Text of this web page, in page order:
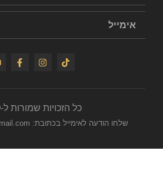
כל הזכויות שמורות ל-HTO
שלחו הודעה לאימייל בכתובת: htofashion2022@gmail.com